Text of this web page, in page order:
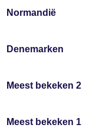
Normandië
Denemarken
Meest bekeken 2
Meest bekeken 1